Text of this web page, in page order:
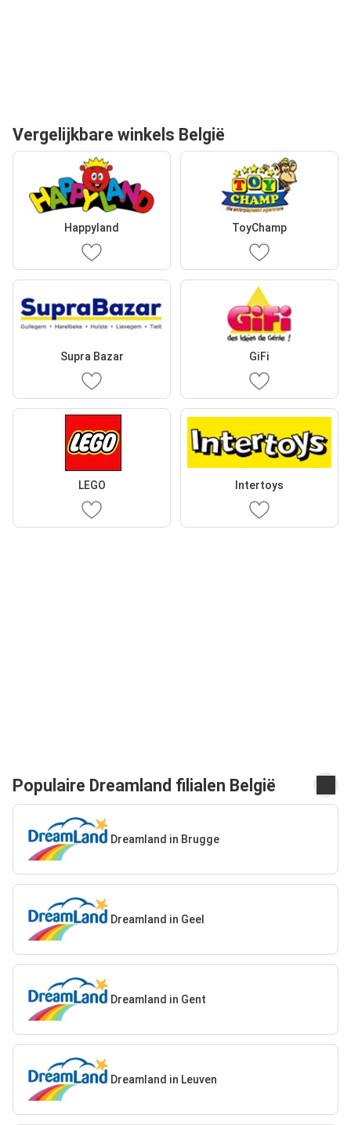
Vergelijkbare winkels België
Happyland ToyChamp
Supra Bazar GiFi
LEGO Intertoys
Populaire Dreamland filialen België
Dreamland in Brugge
Dreamland in Geel
Dreamland in Gent
Dreamland in Leuven